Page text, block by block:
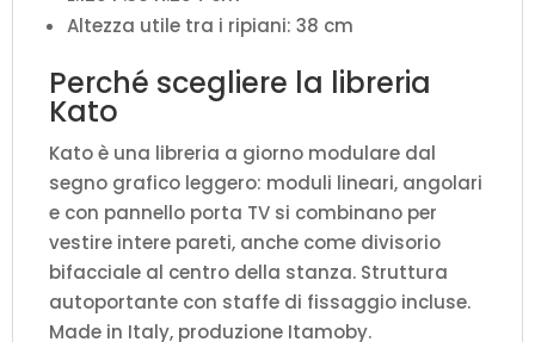
Altezza utile tra i ripiani: 38 cm
Perché scegliere la libreria
Kato
Kato è una libreria a giorno modulare dal
segno grafico leggero: moduli lineari, angolari
e con pannello porta TV si combinano per
vestire intere pareti, anche come divisorio
bifacciale al centro della stanza. Struttura
autoportante con staffe di fissaggio incluse.
Made in Italy, produzione Itamoby.